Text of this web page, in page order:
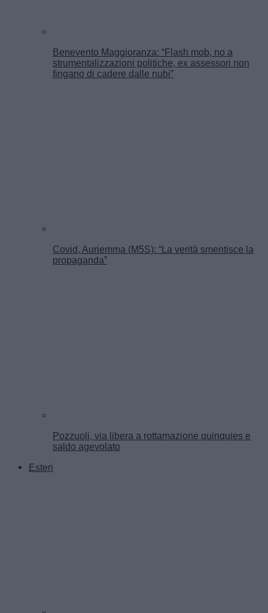
Benevento Maggioranza: “Flash mob, no a
strumentalizzazioni politiche, ex assessori non
fingano di cadere dalle nubi”
Covid, Auriemma (M5S): “La verità smentisce la
propaganda”
Pozzuoli, via libera a rottamazione quinquies e
saldo agevolato
Esteri